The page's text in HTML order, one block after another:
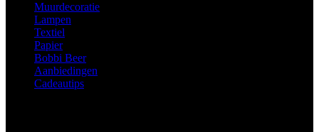
Muurdecoratie
Lampen
Textiel
Papier
Bobbi Beer
Aanbiedingen
Cadeautips